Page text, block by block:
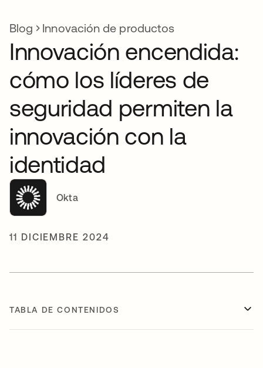
Blog Innovación de productos
Innovación encendida:
cómo los líderes de
seguridad permiten la
innovación con la
identidad
Okta
11 DICIEMBRE 2024
TABLA DE CONTENIDOS